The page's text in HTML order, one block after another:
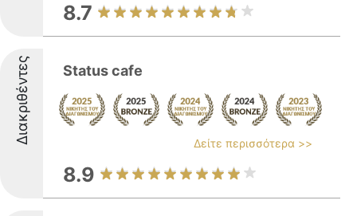
8.7
Διακριθέντες Status cafe
Δείτε περισσότερα >>
8.9